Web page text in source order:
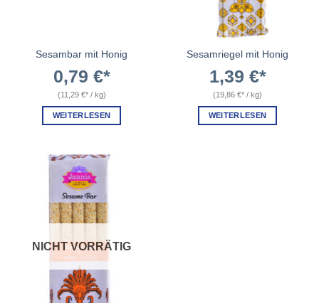
Sesambar mit Honig
0,79 €
(11,29 € / kg)
WEITERLESEN
Sesamriegel mit Honig
1,39 €
(19,86 € / kg)
WEITERLESEN
NICHT VORRÄTIG